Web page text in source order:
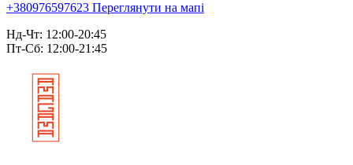
+380976597623 Переглянути на мапі
Нд-Чт: 12:00-20:45
Пт-Сб: 12:00-21:45